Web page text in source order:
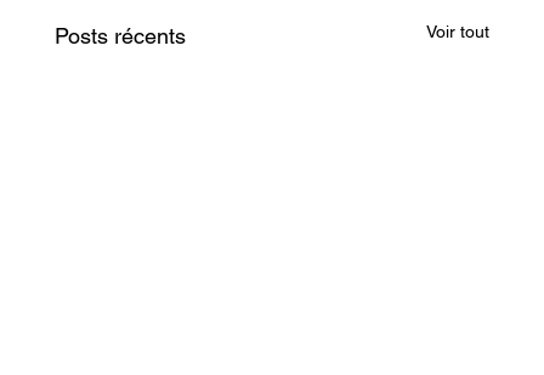
Posts récents Voir tout